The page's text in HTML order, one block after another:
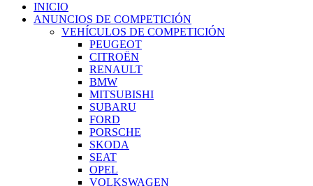
INICIO
ANUNCIOS DE COMPETICIÓN
VEHÍCULOS DE COMPETICIÓN
PEUGEOT
CITROËN
RENAULT
BMW
MITSUBISHI
SUBARU
FORD
PORSCHE
SKODA
SEAT
OPEL
VOLKSWAGEN